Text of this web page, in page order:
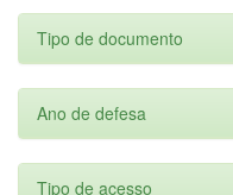
Tipo de documento
Ano de defesa
Tipo de acesso